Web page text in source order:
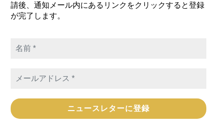
請後、通知メール内にあるリンクをクリックすると登録
が完了します。
前
ー
ア
ド
レ